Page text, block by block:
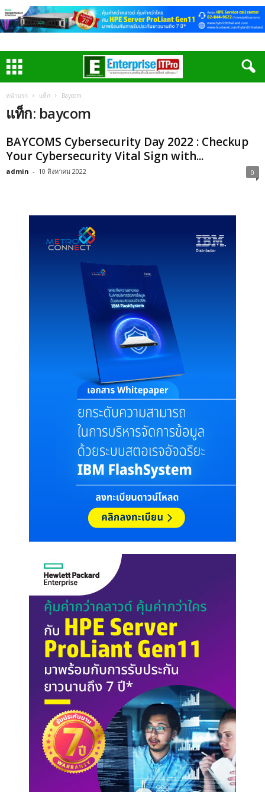
หน้าแรก แท็ก Baycom
แท็ก: baycom
BAYCOMS Cybersecurity Day 2022 : Checkup
Your Cybersecurity Vital Sign with...
admin - 10 สิงหาคม 2022 0